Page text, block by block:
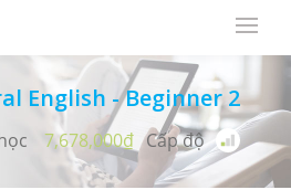
English - Beginner 2
7,678,000₫ Cấp độ